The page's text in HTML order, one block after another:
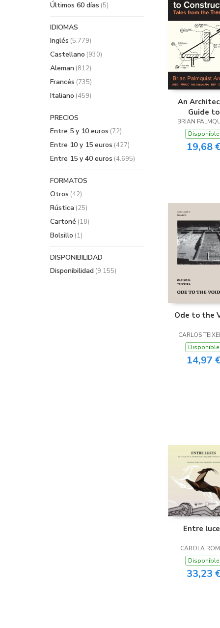
An
Guide to
BRIAN
Disponible
19,68
Ode to the
CARLOS
Disponible
14,97
Entre
CAROLA
Disponible
33,23
Últimos 60 días (5)
IDIOMAS
Inglés (5.779)
Castellano (930)
Aleman (812)
Francés (735)
Italiano (459)
PRECIOS
Entre 5 y 10 euros (72)
Entre 10 y 15 euros (427)
Entre 15 y 40 euros (4.695)
FORMATOS
Otros (42)
Rústica (25)
Cartoné (18)
Bolsillo (1)
DISPONIBILIDAD
Disponibilidad (9.155)